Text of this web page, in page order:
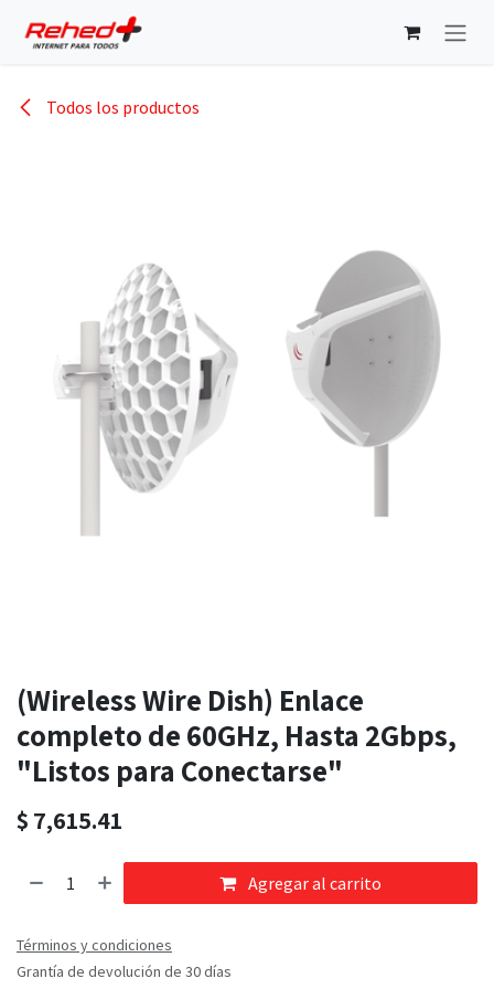
Todos los productos
(Wireless Wire Dish) Enlace
completo de 60GHz, Hasta 2Gbps,
"Listos para Conectarse"
$ 7,615.41
Agregar al carrito
Términos y condiciones
Grantía de devolución de 30 días